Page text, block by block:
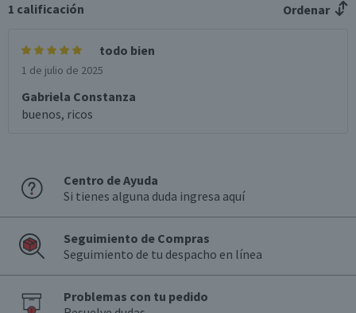
1 calificación Ordenar
todo bien
1 de julio de 2025
Gabriela Constanza
buenos, ricos
Centro de Ayuda
Si tienes alguna duda ingresa aquí
Seguimiento de Compras
Seguimiento de tu despacho en línea
Problemas con tu pedido